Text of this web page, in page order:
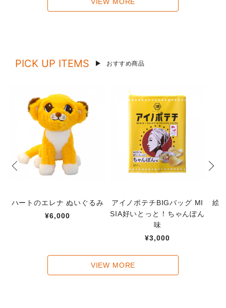
PICK UP ITEMS おすすめ商品
ハートのエレナ ぬいぐるみ
¥6,000
アイノポテチBIGバッグ MI
SIA好いとっと！ちゃんぽん
味
¥3,000
絵
VIEW MORE